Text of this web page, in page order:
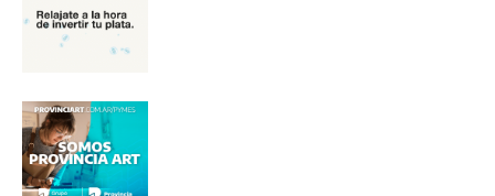
Número de teléfono